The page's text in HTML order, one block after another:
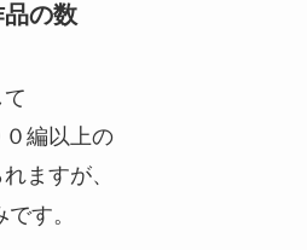
の数
編以上の
ますが、
です。